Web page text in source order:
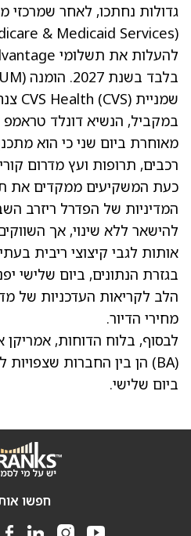
גדולות נחתכו, לאחר שמרכזי
בלבד בשנת 2027. הומנה
(HUM)
שמניית CVS Health (CVS)
במקביל, הנשיא דונלד טראמפ
מאוחרת ביום שני כי הוא
רכבים, תרופות ועץ מדרום קוריאה מ-
כעת המשקיעים ממקדים את
המדיניות של הפדרל ריזרב
להישאר ללא שינוי, אך
אותות לגבי קיצוצי ריבית
בגזרת הנתונים, ביום שלישי
הלב לקריאות העדכניות של
מחירי הדיור.
לבסוף, בלוח הדוחות, אמריקן
(BA)
הן בין החברות שצפויות
ביום שלישי.
חפשו